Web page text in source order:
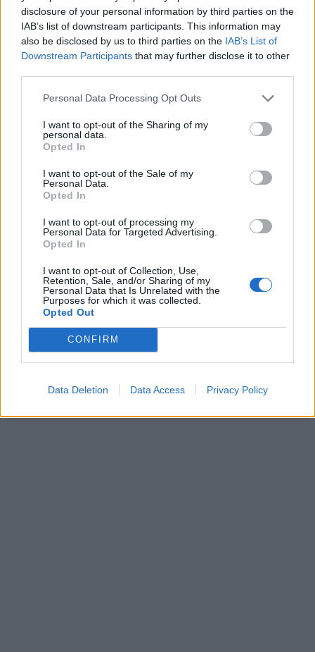
disclosure of your personal information by third parties on the
IAB’s list of downstream participants. This information may
also be disclosed by us to third parties on the IAB’s List of
Downstream Participants that may further disclose it to other
Personal Data Processing Opt Outs
I want to opt-out of the Sharing of my
personal data.
Opted In
I want to opt-out of the Sale of my
Personal Data.
Opted In
I want to opt-out of processing my
Personal Data for Targeted Advertising.
Opted In
I want to opt-out of Collection, Use,
Retention, Sale, and/or Sharing of my
Personal Data that Is Unrelated with the
Purposes for which it was collected.
Opted Out
CONFIRM
Data Deletion Data Access Privacy Policy
εκπαιδευτικής, κοινωνικής και
ψυχοσυναισθηματικής ανάπτυξης των παιδιών,
παρέχοντας χρήσιμα εργαλεία ενημέρωσης και
καθοδήγησης σε γονείς και εκπαιδευτικούς.
Η συμμετοχή του Δήμου Ραφήνας – Πικερμίου στην
παρουσίαση εντάσσεται στη διαρκή προσπάθεια για
την προώθηση της ψηφιακής καινοτομίας και την
παιδί, την οικογένεια και την εκπαιδευτική
κοινότητα.
Ο Δήμος θα συνεχίσει να παρακολουθεί και να
στηρίζει πρωτοβουλίες που αξιοποιούν τις νέες
τεχνολογίες με κοινωνικό και εκπαιδευτικό
προσανατολισμό, συμβάλλοντας στην ενημέρωση
και τη διάδοση σύγχρονων εργαλείων πρόληψης,
υποστήριξης και φροντίδας.